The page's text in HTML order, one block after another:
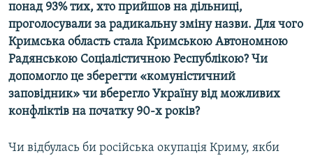
Усі сайти RFE/RL
понад 93% тих, хто прийшов на дільниці,
проголосували за радикальну зміну назви. Для чого
Кримська область стала Кримською Автономною
Радянською Соціалістичною Республікою? Чи
допомогло це зберегти «комуністичний
заповідник» чи вберегло Україну від можливих
конфліктів на початку 90-х років?
Чи відбулась би російська окупація Криму, якби